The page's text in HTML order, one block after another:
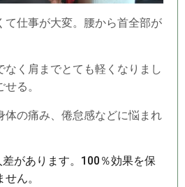
て仕事が大変。腰から首全部が
なく肩までとても軽くなりまし
る。
体の痛み、倦怠感などに悩まれ
があります。100％効果を保
ん。